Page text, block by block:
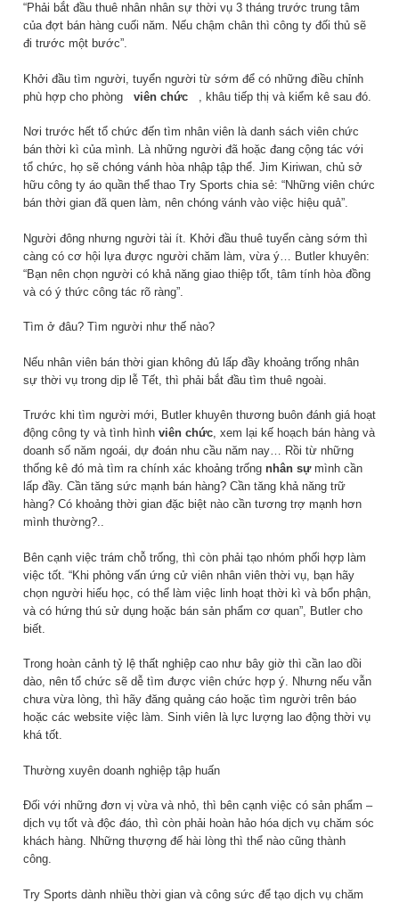
“Phải bắt đầu thuê nhân nhân sự thời vụ 3 tháng trước trung tâm
của đợt bán hàng cuối năm. Nếu chậm chân thì công ty đối thủ sẽ
đi trước một bước”.
Khởi đầu tìm người, tuyển người từ sớm để có những điều chỉnh
phù hợp cho phòng viên chức , khâu tiếp thị và kiểm kê sau đó.
Nơi trước hết tổ chức đến tìm nhân viên là danh sách viên chức
bán thời kì của mình. Là những người đã hoặc đang cộng tác với
tổ chức, họ sẽ chóng vánh hòa nhập tập thể. Jim Kiriwan, chủ sở
hữu công ty áo quần thể thao Try Sports chia sẻ: “Những viên chức
bán thời gian đã quen làm, nên chóng vánh vào việc hiệu quả”.
Người đông nhưng người tài ít. Khởi đầu thuê tuyển càng sớm thì
càng có cơ hội lựa được người chăm làm, vừa ý… Butler khuyên:
“Bạn nên chọn người có khả năng giao thiệp tốt, tâm tính hòa đồng
và có ý thức công tác rõ ràng”.
Tìm ở đâu? Tìm người như thế nào?
Nếu nhân viên bán thời gian không đủ lấp đầy khoảng trống nhân
sự thời vụ trong dịp lễ Tết, thì phải bắt đầu tìm thuê ngoài.
Trước khi tìm người mới, Butler khuyên thương buôn đánh giá hoạt
động công ty và tình hình viên chức, xem lại kế hoạch bán hàng và
doanh số năm ngoái, dự đoán nhu cầu năm nay… Rồi từ những
thống kê đó mà tìm ra chính xác khoảng trống nhân sựmình cần
lấp đầy. Cần tăng sức mạnh bán hàng? Cần tăng khả năng trữ
hàng? Có khoảng thời gian đặc biệt nào cần tương trợ mạnh hơn
mình thường?..
Bên cạnh việc trám chỗ trống, thì còn phải tạo nhóm phối hợp làm
việc tốt. “Khi phỏng vấn ứng cử viên nhân viên thời vụ, bạn hãy
chọn người hiếu học, có thể làm việc linh hoạt thời kì và bổn phận,
và có hứng thú sử dụng hoặc bán sản phẩm cơ quan”, Butler cho
biết.
Trong hoàn cảnh tỷ lệ thất nghiệp cao như bây giờ thì cần lao dồi
dào, nên tổ chức sẽ dễ tìm được viên chức hợp ý. Nhưng nếu vẫn
chưa vừa lòng, thì hãy đăng quảng cáo hoặc tìm người trên báo
hoặc các website việc làm. Sinh viên là lực lượng lao động thời vụ
khá tốt.
Thường xuyên doanh nghiệp tập huấn
Đối với những đơn vị vừa và nhỏ, thì bên cạnh việc có sản phẩm –
dịch vụ tốt và độc đáo, thì còn phải hoàn hảo hóa dịch vụ chăm sóc
khách hàng. Những thượng đế hài lòng thì thể nào cũng thành
công.
Try Sports dành nhiều thời gian và công sức để tạo dịch vụ chăm